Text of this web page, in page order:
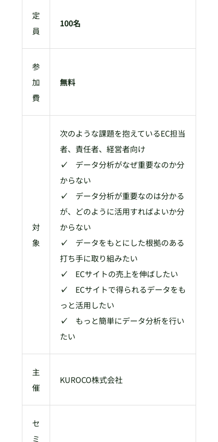
定
員
100名
参
加
費
無料
対
象
次のような課題を抱えているEC担当
者、責任者、経営者向け
✓ データ分析がなぜ重要なのか分
からない
✓ データ分析が重要なのは分かる
が、どのように活用すればよいか分
からない
✓ データをもとにした根拠のある
打ち手に取り組みたい
✓ ECサイトの売上を伸ばしたい
✓ ECサイトで得られるデータをも
っと活用したい
✓ もっと簡単にデータ分析を行い
たい
主
催
KUROCO株式会社
セ
ミ